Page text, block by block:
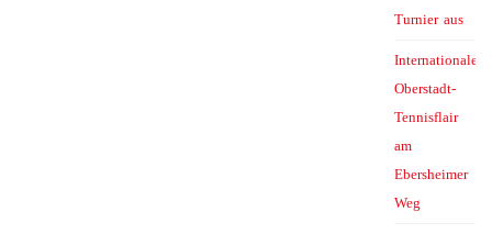
Turnier aus
Internationales
Oberstadt-
Tennisflair
am
Ebersheimer
Weg